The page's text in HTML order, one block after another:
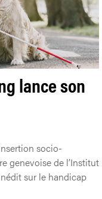
lance son
socio-
genevoise de l’Institut
sur le handicap